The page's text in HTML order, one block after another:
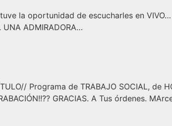
tuve la oportunidad de escucharles en VIVO…
UNA ADMIRADORA…
Programa de TRABAJO SOCIAL, de
GRACIAS. A Tus órdenes.